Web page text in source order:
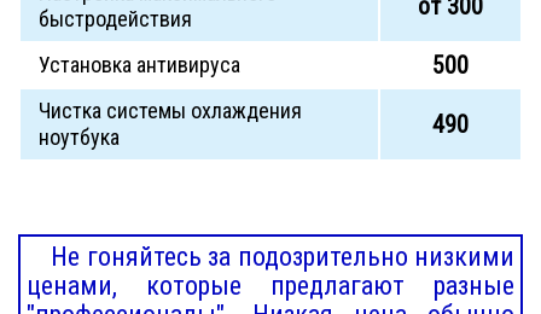
быстродействия
от 300
Установка антивируса 500
Чистка системы охлаждения
ноутбука
490
Не гоняйтесь за подозрительно низкими
ценами, которые предлагают разные